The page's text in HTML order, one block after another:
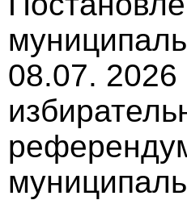
08.07. 2026